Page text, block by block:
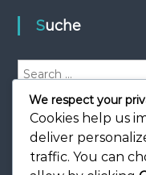
Suche
e
S
e
a
r
c
h
We respect your
Cookies help us
deliver
traffic. You can